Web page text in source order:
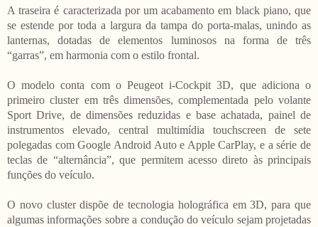
A traseira é caracterizada por um acabamento em black piano, que
se estende por toda a largura da tampa do porta-malas, unindo as
lanternas, dotadas de elementos luminosos na forma de três
“garras”, em harmonia com o estilo frontal.
O modelo conta com o Peugeot i-Cockpit 3D, que adiciona o
primeiro cluster em três dimensões, complementada pelo volante
Sport Drive, de dimensões reduzidas e base achatada, painel de
instrumentos elevado, central multimídia touchscreen de sete
polegadas com Google Android Auto e Apple CarPlay, e a série de
teclas de “alternância”, que permitem acesso direto às principais
funções do veículo.
O novo cluster dispõe de tecnologia holográfica em 3D, para que
algumas informações sobre a condução do veículo sejam projetadas